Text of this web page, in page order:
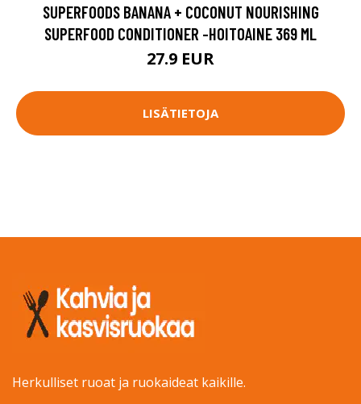
SUPERFOODS BANANA + COCONUT NOURISHING
SUPERFOOD CONDITIONER -HOITOAINE 369 ML
27.9 EUR
LISÄTIETOJA
Herkulliset ruoat ja ruokaideat kaikille.